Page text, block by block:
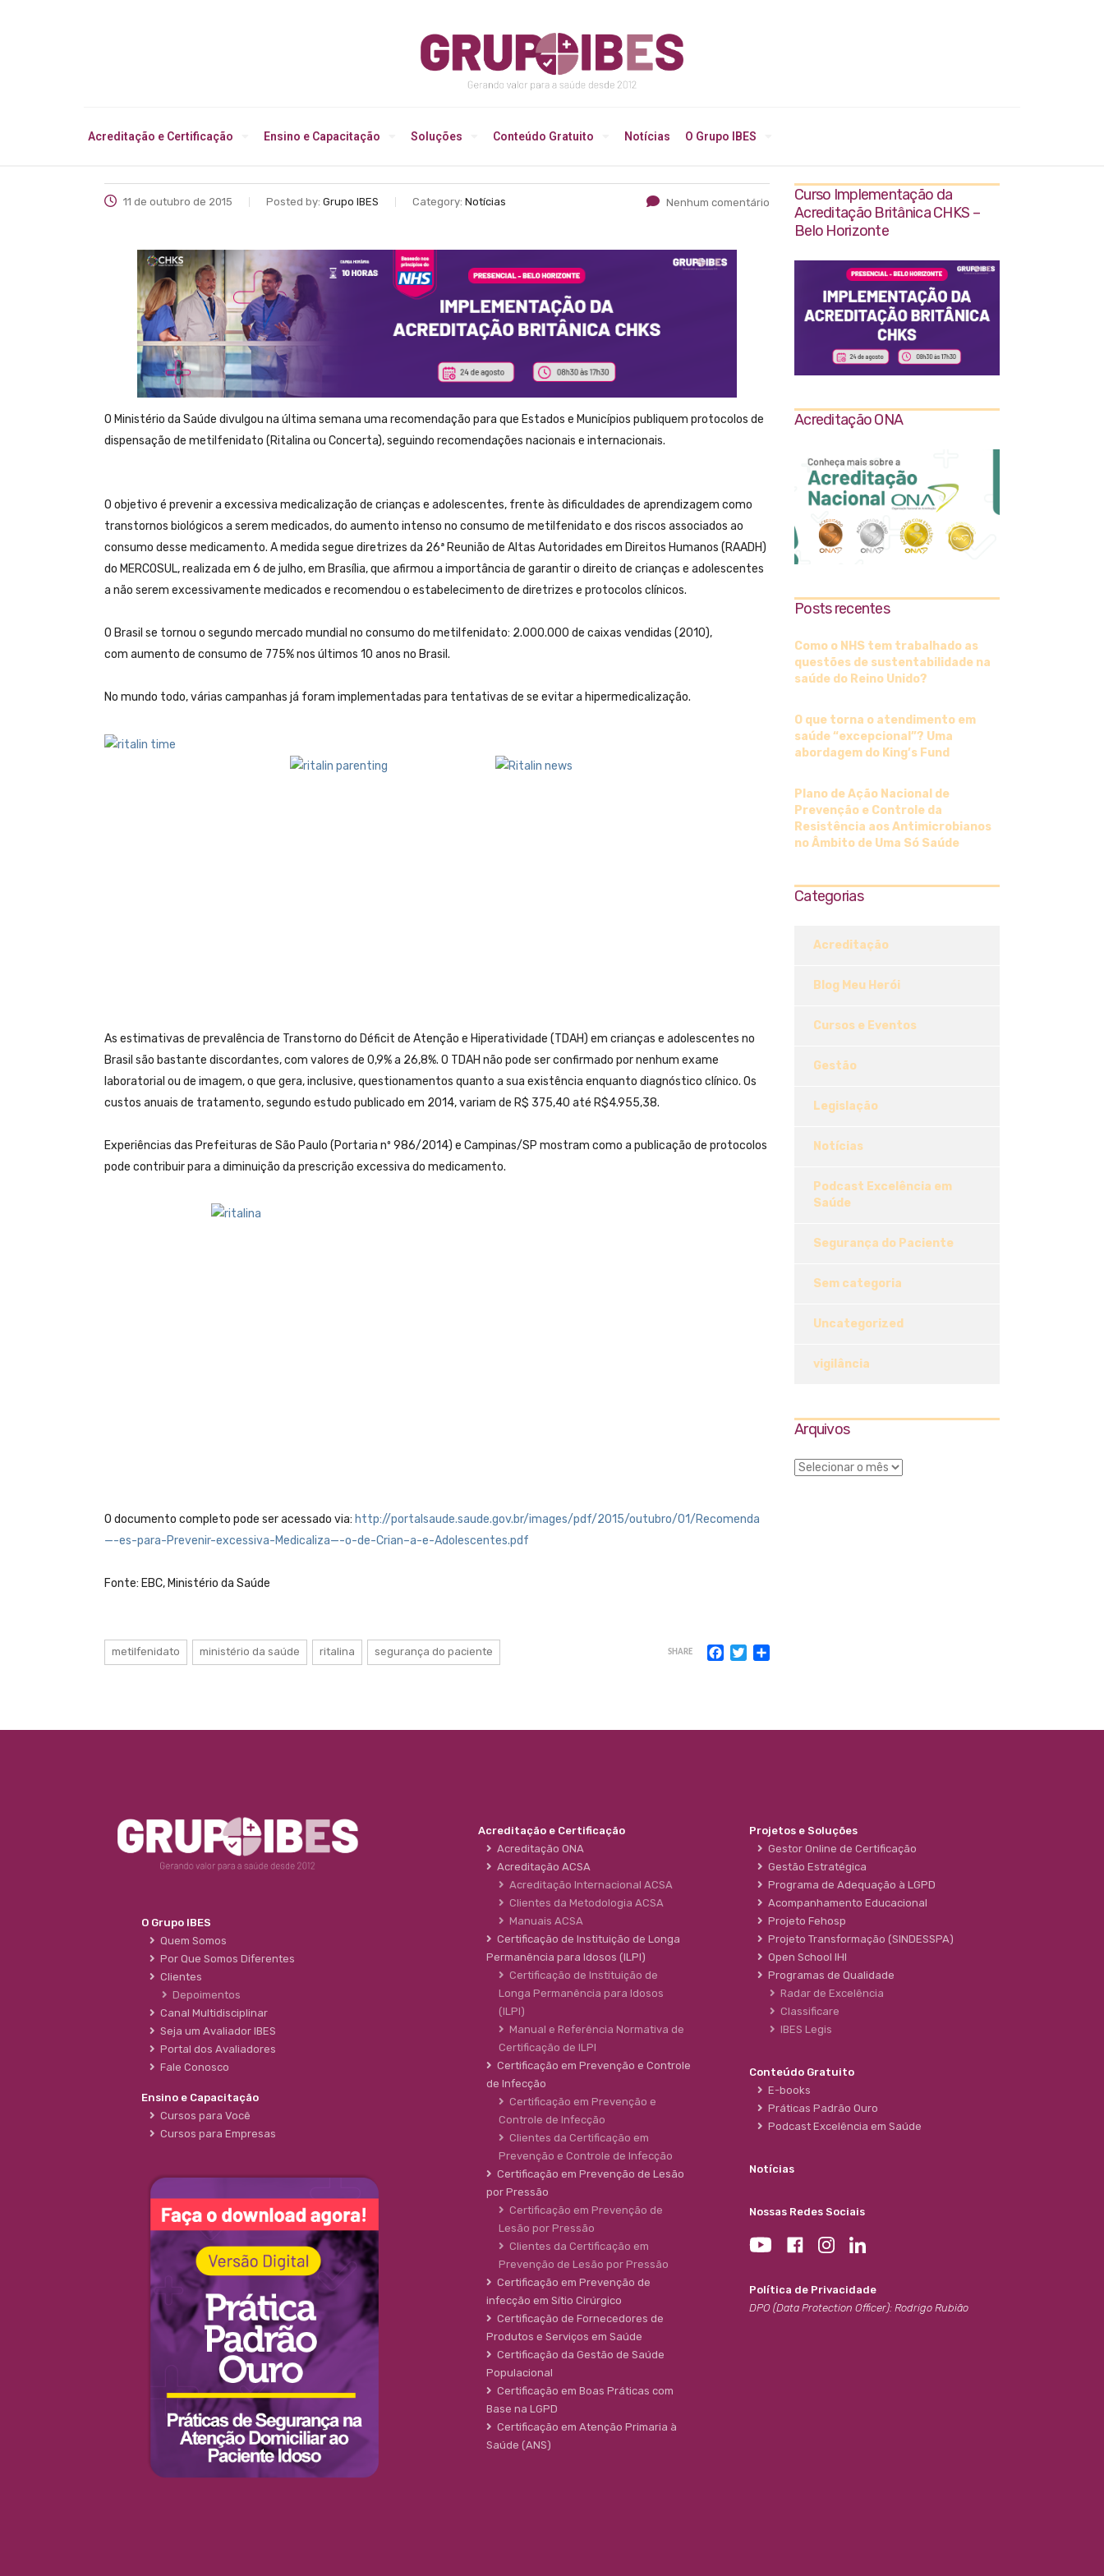
Acreditação e Certificação Ensino e Capacitação Soluções Conteúdo Gratuito Notícias O Grupo IBES
11 de outubro de 2015 Posted by: Grupo IBES Category: Notícias Nenhum comentário
O Ministério da Saúde divulgou na última semana uma recomendação para que Estados e Municípios publiquem protocolos de
dispensação de metilfenidato (Ritalina ou Concerta), seguindo recomendações nacionais e internacionais.
O objetivo é prevenir a excessiva medicalização de crianças e adolescentes, frente às dificuldades de aprendizagem como
transtornos biológicos a serem medicados, do aumento intenso no consumo de metilfenidato e dos riscos associados ao
consumo desse medicamento. A medida segue diretrizes da 26ª Reunião de Altas Autoridades em Direitos Humanos (RAADH)
do MERCOSUL, realizada em 6 de julho, em Brasília, que afirmou a importância de garantir o direito de crianças e adolescentes
a não serem excessivamente medicados e recomendou o estabelecimento de diretrizes e protocolos clínicos.
O Brasil se tornou o segundo mercado mundial no consumo do metilfenidato: 2.000.000 de caixas vendidas (2010),
com aumento de consumo de 775% nos últimos 10 anos no Brasil.
No mundo todo, várias campanhas já foram implementadas para tentativas de se evitar a hipermedicalização.
As estimativas de prevalência de Transtorno do Déficit de Atenção e Hiperatividade (TDAH) em crianças e adolescentes no
Brasil são bastante discordantes, com valores de 0,9% a 26,8%. O TDAH não pode ser confirmado por nenhum exame
laboratorial ou de imagem, o que gera, inclusive, questionamentos quanto a sua existência enquanto diagnóstico clínico. Os
custos anuais de tratamento, segundo estudo publicado em 2014, variam de R$ 375,40 até R$4.955,38.
Experiências das Prefeituras de São Paulo (Portaria nº 986/2014) e Campinas/SP mostram como a publicação de protocolos
pode contribuir para a diminuição da prescrição excessiva do medicamento.
O documento completo pode ser acessado via: http://portalsaude.saude.gov.br/images/pdf/2015/outubro/01/Recomenda
—-es-para-Prevenir-excessiva-Medicaliza—-o-de-Crian–a-e-Adolescentes.pdf
Fonte: EBC, Ministério da Saúde
metilfenidato ministério da saúde ritalina segurança do paciente SHARE Facebook
Twitter
Curso Implementação da
Acreditação Britânica CHKS –
Belo Horizonte
Acreditação ONA
Posts recentes
Como o NHS tem trabalhado as
questões de sustentabilidade na
saúde do Reino Unido?
O que torna o atendimento em
saúde “excepcional”? Uma
abordagem do King’s Fund
Plano de Ação Nacional de
Prevenção e Controle da
Resistência aos Antimicrobianos
no Âmbito de Uma Só Saúde
Categorias
Acreditação
Blog Meu Herói
Cursos e Eventos
Gestão
Legislação
Notícias
Podcast Excelência em
Saúde
Segurança do Paciente
Sem categoria
Uncategorized
vigilância
Arquivos
O Grupo IBES
Quem Somos
Por Que Somos Diferentes
Clientes
Depoimentos
Canal Multidisciplinar
Seja um Avaliador IBES
Portal dos Avaliadores
Fale Conosco
Ensino e Capacitação
Cursos para Você
Cursos para Empresas
Acreditação e Certificação
Acreditação ONA
Acreditação ACSA
Acreditação Internacional ACSA
Clientes da Metodologia ACSA
Manuais ACSA
Certificação de Instituição de Longa
Permanência para Idosos (ILPI)
Certificação de Instituição de
Longa Permanência para Idosos
(ILPI)
Manual e Referência Normativa de
Certificação de ILPI
Certificação em Prevenção e Controle
de Infecção
Certificação em Prevenção e
Controle de Infecção
Clientes da Certificação em
Prevenção e Controle de Infecção
Certificação em Prevenção de Lesão
por Pressão
Certificação em Prevenção de
Lesão por Pressão
Clientes da Certificação em
Prevenção de Lesão por Pressão
Certificação em Prevenção de
infecção em Sítio Cirúrgico
Certificação de Fornecedores de
Produtos e Serviços em Saúde
Certificação da Gestão de Saúde
Populacional
Certificação em Boas Práticas com
Base na LGPD
Certificação em Atenção Primaria à
Saúde (ANS)
Projetos e Soluções
Gestor Online de Certificação
Gestão Estratégica
Programa de Adequação à LGPD
Acompanhamento Educacional
Projeto Fehosp
Projeto Transformação (SINDESSPA)
Open School IHI
Programas de Qualidade
Radar de Excelência
Classificare
IBES Legis
Conteúdo Gratuito
E-books
Práticas Padrão Ouro
Podcast Excelência em Saúde
Notícias
Nossas Redes Sociais
Política de Privacidade
DPO (Data Protection Officer): Rodrigo Rubião